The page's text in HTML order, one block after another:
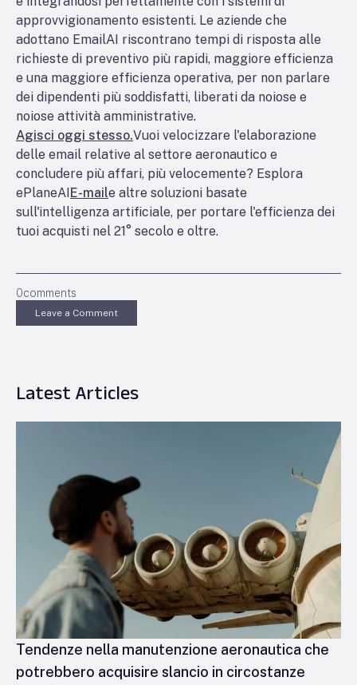
approvvigionamento esistenti. Le aziende che
adottano EmailAI riscontrano tempi di risposta alle
richieste di preventivo più rapidi, maggiore efficienza
e una maggiore efficienza operativa, per non parlare
dei dipendenti più soddisfatti, liberati da noiose e
noiose attività amministrative.
Agisci oggi stesso.Vuoi velocizzare l'elaborazione
delle email relative al settore aeronautico e
concludere più affari, più velocemente? Esplora
ePlaneAIE-maile altre soluzioni basate
sull'intelligenza artificiale, per portare l'efficienza dei
tuoi acquisti nel 21° secolo e oltre.
0comments
Leave a Comment
Latest Articles
Tendenze nella manutenzione aeronautica che
potrebbero acquisire slancio in circostanze